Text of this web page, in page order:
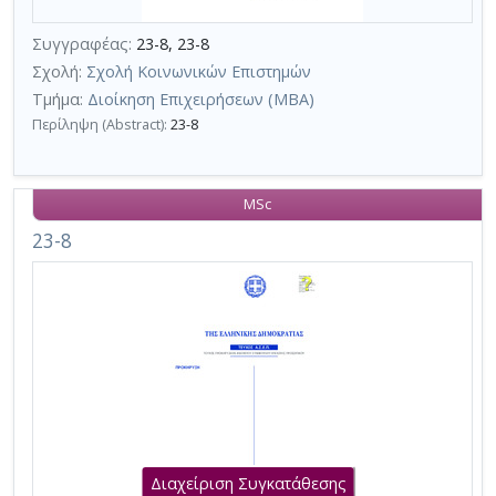
τη
χρήση
επιπλέον
κριτηρίων
αναζήτησης
Συγγραφέας: 23-8, 23-8
Σχολή: Σχολή Κοινωνικών Επιστημών
Τμήμα: Διοίκηση Επιχειρήσεων (MBA)
Περίληψη (Abstract): 23-8
23-8
MSc
Διαχείριση Συγκατάθεσης